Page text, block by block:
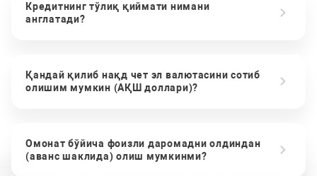
Кредитнинг тўлиқ қиймати нимани
англатади?
Қандай қилиб нақд чет эл валютасини сотиб
олишим мумкин (АҚШ доллари)?
Омонат бўйича фоизли даромадни олдиндан
(аванс шаклида) олиш мумкинми?